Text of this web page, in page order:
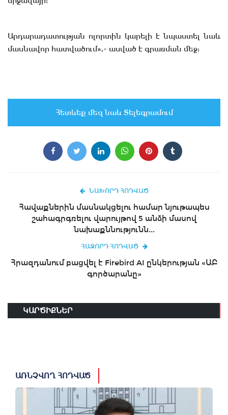
Արդարադատության ոլորտին կարելի է նպաստել նաև
մասնավոր հատվածում»,- ասված է գրառման մեջ:
Հետևեք մեզ նաև Տելեգրամում
ՆԱԽՈՐԴ ՀՈԴՎԱԾ
Հավաքներին մասնակցելու համար նյութապես
շահագրգռելու վարույթով 5 անձի մասով
նախաքննությունն...
ՀԱՋՈՐԴ ՀՈԴՎԱԾ
Հրազդանում բացվել է Firebird AI ընկերության «ԱԲ
գործարանը»
ԿԱՐԾԻՔՆԵՐ
ԱՌՆՉՎՈՂ ՀՈԴՎԱԾ